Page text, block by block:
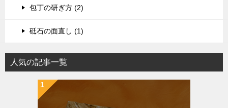
包丁の研ぎ方 (2)
砥石の面直し (1)
人気の記事一覧